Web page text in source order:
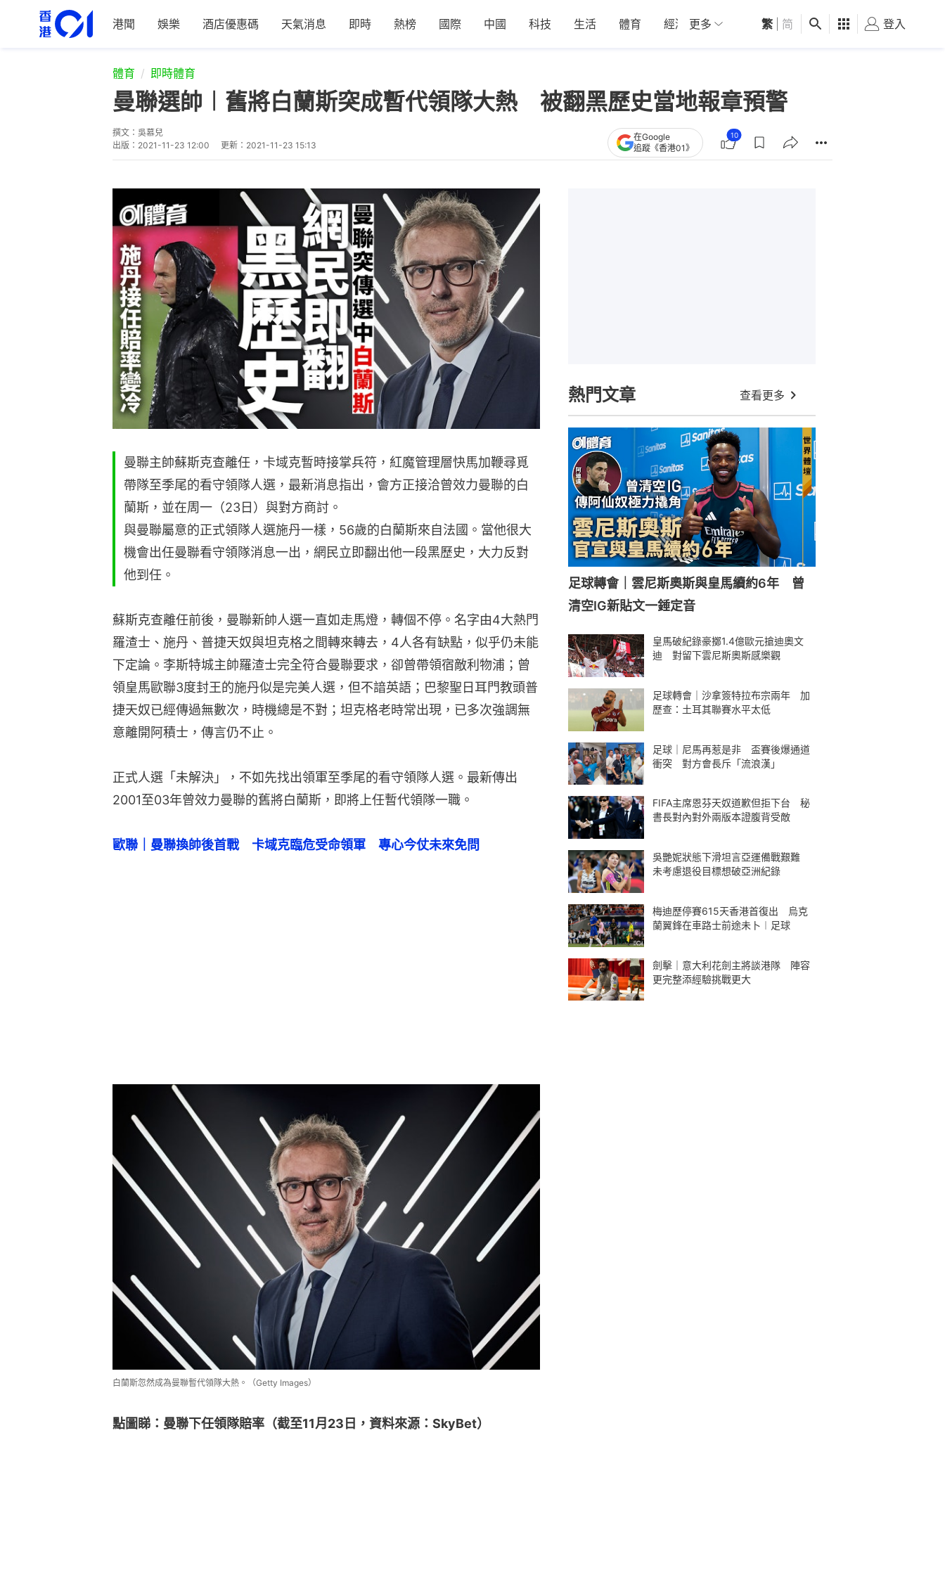
港聞 娛樂 酒店優惠碼 天氣消息 即時 熱榜 國際 中國 科技 生活 體育 經濟 01深圳 觀點 健康 好食玩飛
更多 繁 简 登入
體育 即時體育
曼聯選帥︱舊將白蘭斯突成暫代領隊大熱 被翻黑歷史當地報章預警
撰文： 吳慕兒
出版： 2021-11-23 12:00 更新： 2021-11-23 15:13
在Google
追蹤《香港01》
10
曼聯主帥蘇斯克查離任，卡域克暫時接掌兵符，紅魔管理層快馬加鞭尋覓
帶隊至季尾的看守領隊人選，最新消息指出，會方正接洽曾效力曼聯的白
蘭斯，並在周一（23日）與對方商討。
與曼聯屬意的正式領隊人選施丹一樣，56歲的白蘭斯來自法國。當他很大
機會出任曼聯看守領隊消息一出，網民立即翻出他一段黑歷史，大力反對
他到任。
蘇斯克查離任前後，曼聯新帥人選一直如走馬燈，轉個不停。名字由4大熱門
羅渣士、施丹、普捷天奴與坦克格之間轉來轉去，4人各有缺點，似乎仍未能
下定論。李斯特城主帥羅渣士完全符合曼聯要求，卻曾帶領宿敵利物浦；曾
領皇馬歐聯3度封王的施丹似是完美人選，但不諳英語；巴黎聖日耳門教頭普
捷天奴已經傳過無數次，時機總是不對；坦克格老時常出現，已多次強調無
意離開阿積士，傳言仍不止。
正式人選「未解決」，不如先找出領軍至季尾的看守領隊人選。最新傳出
2001至03年曾效力曼聯的舊將白蘭斯，即將上任暫代領隊一職。
歐聯｜曼聯換帥後首戰　卡域克臨危受命領軍　專心今仗未來免問
白蘭斯忽然成為曼聯暫代領隊大熱。（Getty Images）
點圖睇：曼聯下任領隊賠率（截至11月23日，資料來源：SkyBet）
熱門文章 查看更多
足球轉會｜雲尼斯奧斯與皇馬續約6年 曾
清空IG新貼文一錘定音
皇馬破紀錄豪擲1.4億歐元搶迪奧文
迪 對留下雲尼斯奧斯感樂觀
足球轉會｜沙拿簽特拉布宗兩年 加
歷查：土耳其聯賽水平太低
足球｜尼馬再惹是非 盃賽後爆通道
衝突 對方會長斥「流浪漢」
FIFA主席恩芬天奴道歉但拒下台 秘
書長對內對外兩版本證腹背受敵
吳艷妮狀態下滑坦言亞運備戰艱難
未考慮退役目標想破亞洲紀錄
梅迪歷停賽615天香港首復出 烏克
蘭翼鋒在車路士前途未卜︱足球
劍擊｜意大利花劍主將談港隊 陣容
更完整添經驗挑戰更大